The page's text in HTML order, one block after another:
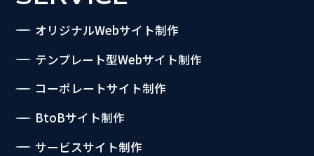
オリジナルWebサイト制作
テンプレート型Webサイト制作
コーポレートサイト制作
BtoBサイト制作
サービスサイト制作